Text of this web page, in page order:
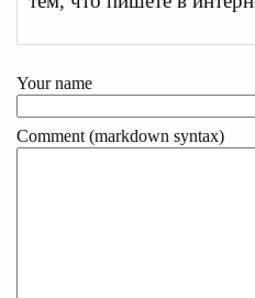
Your name
Comment (markdown syntax)